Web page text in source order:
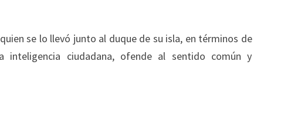
se lo llevó junto al duque de su isla, en términos de
inteligencia ciudadana, ofende al sentido común y